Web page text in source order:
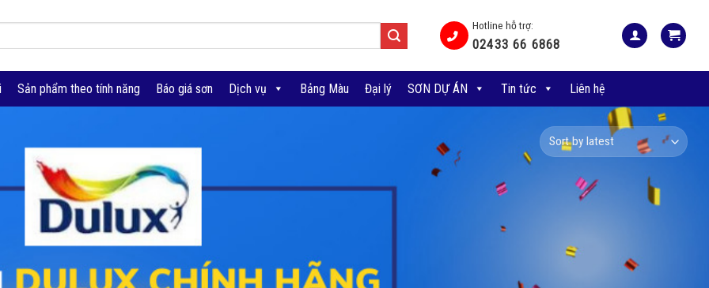
Hotline hỗ trợ:
02433 66 6868
Sản phẩm theo tính năng Báo giá sơn Dịch vụ Bảng Màu Đại lý SƠN DỰ ÁN Tin tức Liên hệ